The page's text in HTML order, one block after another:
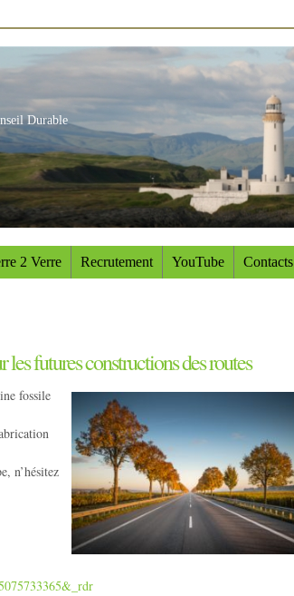
Durable
2 Verre Recrutement YouTube Contacts
futures constructions des routes
fossile
n’hésitez